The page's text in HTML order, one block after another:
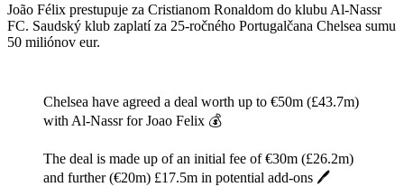
João Félix prestupuje za Cristianom Ronaldom do klubu Al-Nassr
FC. Saudský klub zaplatí za 25-ročného Portugalčana Chelsea sumu
50 miliónov eur.
Chelsea have agreed a deal worth up to €50m (£43.7m)
with Al-Nassr for Joao Felix 💰
The deal is made up of an initial fee of €30m (£26.2m)
and further (€20m) £17.5m in potential add-ons 🖊️